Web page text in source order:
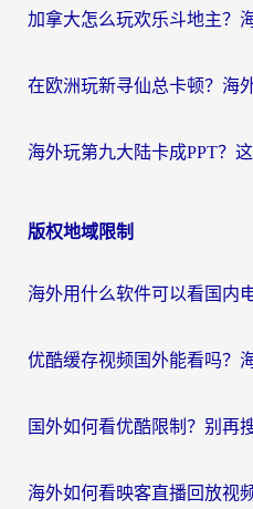
版权地域限制